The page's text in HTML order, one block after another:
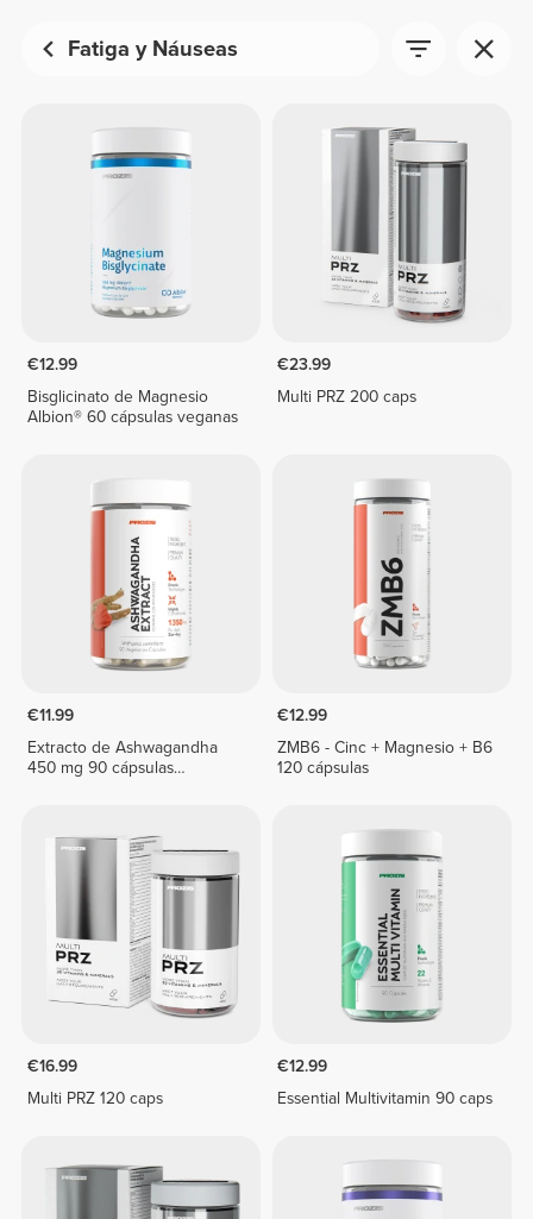
Fatiga y Náuseas
€12.99
Bisglicinato de Magnesio
Albion® 60 cápsulas veganas
€23.99
Multi PRZ 200 caps
€11.99
Extracto de Ashwagandha
450 mg 90 cápsulas
€12.99
ZMB6 - Cinc + Magnesio + B6
120 cápsulas
€16.99
Multi PRZ 120 caps
€12.99
Essential Multivitamin 90 caps